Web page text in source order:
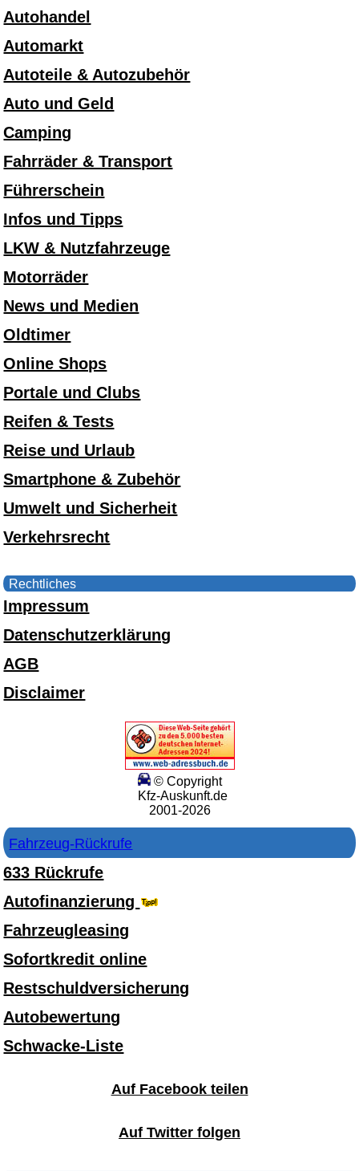
Autohandel
Automarkt
Autoteile & Autozubehör
Auto und Geld
Camping
Fahrräder & Transport
Führerschein
Infos und Tipps
LKW & Nutzfahrzeuge
Motorräder
News und Medien
Oldtimer
Online Shops
Portale und Clubs
Reifen & Tests
Reise und Urlaub
Smartphone & Zubehör
Umwelt und Sicherheit
Verkehrsrecht
Rechtliches
Impressum
Datenschutzerklärung
AGB
Disclaimer
© Copyright
Kfz-Auskunft.de
2001-2026
Fahrzeug-Rückrufe
633 Rückrufe
Autofinanzierung
Fahrzeugleasing
Sofortkredit online
Restschuldversicherung
Autobewertung
Schwacke-Liste
Auf Facebook teilen
Auf Twitter folgen